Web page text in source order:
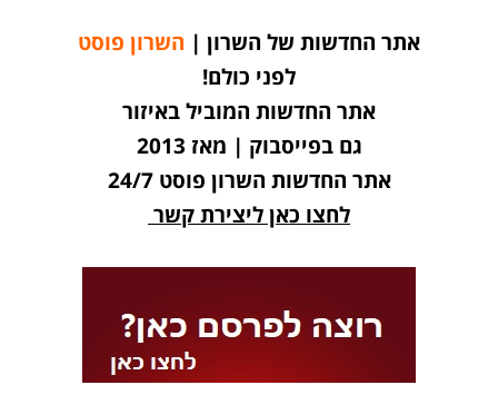
אתר החדשות של השרון | השרון פוסט
לפני כולם!
אתר החדשות המוביל באיזור
גם בפייסבוק | מאז 2013
אתר החדשות השרון פוסט 24/7
לחצו כאן ליצירת קשר